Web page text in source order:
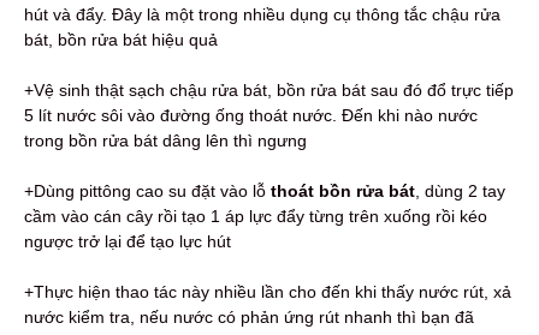
hút và đẩy. Đây là một trong nhiều dụng cụ thông tắc chậu rửa
bát, bồn rửa bát hiệu quả
+Vệ sinh thật sạch chậu rửa bát, bồn rửa bát sau đó đổ trực tiếp
5 lít nước sôi vào đường ống thoát nước. Đến khi nào nước
trong bồn rửa bát dâng lên thì ngưng
+Dùng pittông cao su đặt vào lỗ thoát bồn rửa bát , dùng 2 tay
cầm vào cán cây rồi tạo 1 áp lực đẩy từng trên xuống rồi kéo
ngược trở lại để tạo lực hút
+Thực hiện thao tác này nhiều lần cho đến khi thấy nước rút, xả
nước kiểm tra, nếu nước có phản ứng rút nhanh thì bạn đã